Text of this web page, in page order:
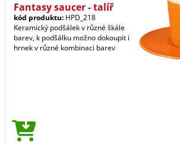
Fantasy saucer - talíř
kód produktu: HPD_218
Keramický podšálek v různé škále
barev, k podšálku možno dokoupit i
hrnek v různé kombinaci barev